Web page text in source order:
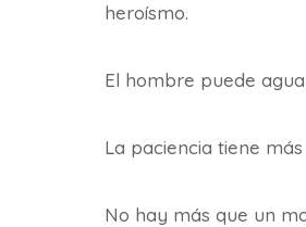
heroísmo.
El hombre puede
La paciencia tiene
No hay más que un